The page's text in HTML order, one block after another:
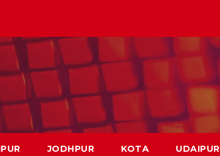
JODHPUR KOTA UDAIPUR